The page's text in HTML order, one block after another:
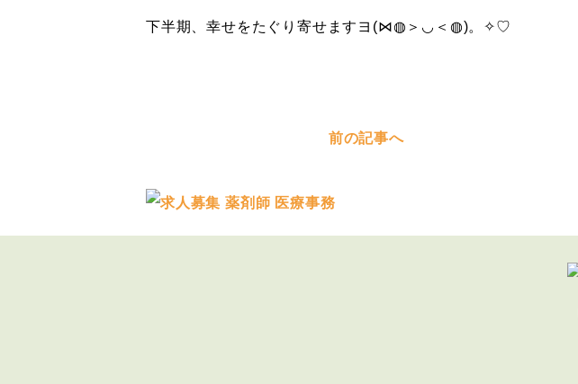
下半期、幸せをたぐり寄せますヨ(⋈◍＞◡＜◍)。✧♡
前の記事へ